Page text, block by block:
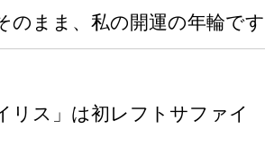
まま、私の開運の年輪で
リス」は初レフトサファイ